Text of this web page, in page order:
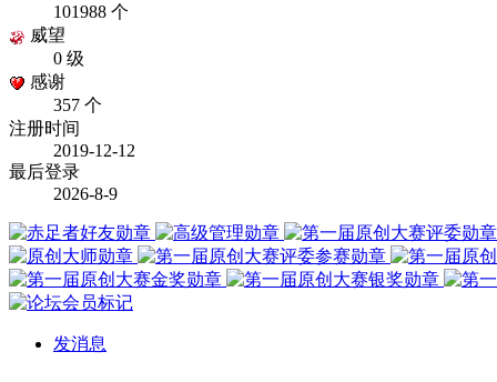
101988 个
威望
0 级
感谢
357 个
注册时间
2019-12-12
最后登录
2026-8-9
发消息